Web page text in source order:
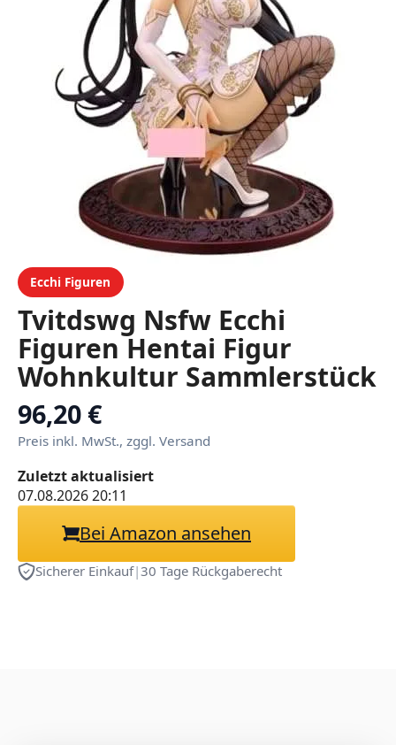
Ecchi Figuren
Tvitdswg Nsfw Ecchi
Figuren Hentai Figur
Wohnkultur Sammlerstück
Anime Girl Sammlung
Puppe Geschenk 16,5 cm
96,20 €
Preis inkl. MwSt., zggl. Versand
Zuletzt aktualisiert
07.08.2026 20:11
Bei Amazon ansehen
Sicherer Einkauf|30 Tage Rückgaberecht